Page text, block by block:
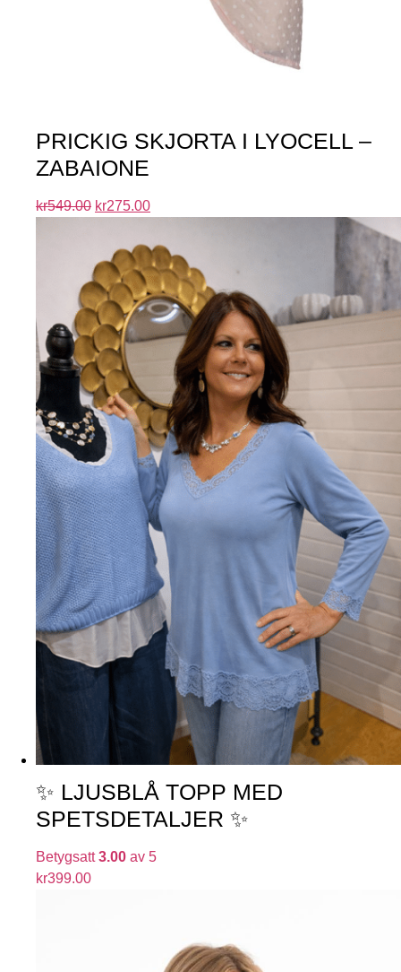
PRICKIG SKJORTA I LYOCELL –
ZABAIONE
kr549.00 kr275.00
✨ LJUSBLÅ TOPP MED
SPETSDETALJER ✨
Betygsatt3.00 av 5
kr399.00